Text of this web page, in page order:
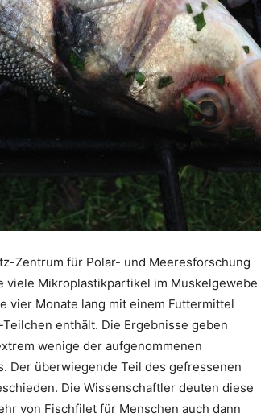
Zentrum für Polar- und Meeresforschung
viele Mikroplastikpartikel im Muskelgewebe
vier Monate lang mit einem Futtermittel
enthält. Die Ergebnisse geben
wenige der aufgenommenen
Der überwiegende Teil des gefressenen
Die Wissenschaftler deuten diese
von Fischfilet für Menschen auch dann